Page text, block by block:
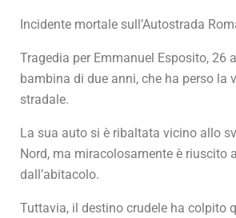
Incidente mortale sull’Autostrada
Tragedia per Emmanuel Esposito, 26
bambina di due anni, che ha perso la
stradale.
La sua auto si è ribaltata vicino allo
Nord, ma miracolosamente è riuscito
dall’abitacolo.
Tuttavia, il destino crudele ha colpito